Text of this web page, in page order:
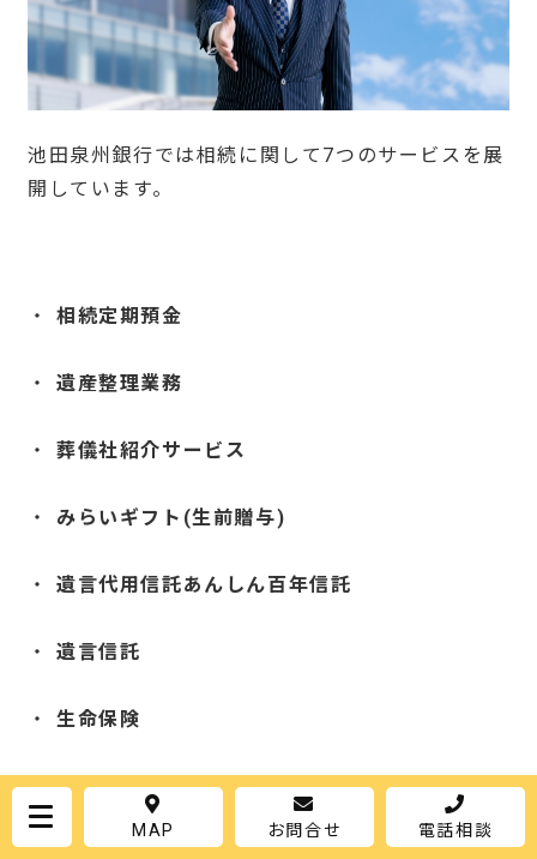
池田泉州銀行では相続に関して7つのサービスを展
開しています。
相続定期預金
遺産整理業務
葬儀社紹介サービス
みらいギフト(生前贈与)
遺言代用信託あんしん百年信託
遺言信託
生命保険
その中でも、「相続定期預金」は相続手続き完了
MAP お問合せ 電話相談